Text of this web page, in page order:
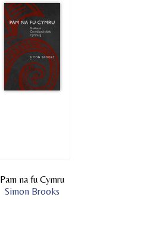
Pam na fu Cymru
Simon Brooks